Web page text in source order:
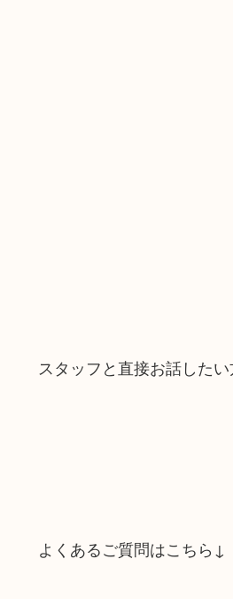
スタッフと直接お話した
よくあるご質問はこちら↓